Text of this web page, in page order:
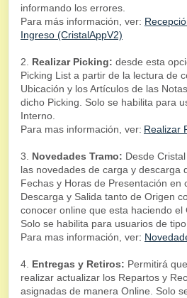
informando los errores.
Para más información, ver:
Ingreso (CristalAppV2)
2. Realizar Picking: desde esta
Picking List a partir de la lectura de
Ubicación y los Artículos de las
dicho Picking. Solo se habilita para
Interno.
Para mas información, ver: Realizar
3. Novedades Tramo: Desde
las novedades de carga y descarga
Fechas y Horas de Presentación en
Descarga y Salida tanto de Origen
conocer online que esta haciendo el
Solo se habilita para usuarios de tipo
Para mas información, ver:
4. Entregas y Retiros: Permitirá
realizar actualizar los Repartos y
asignadas de manera Online. Solo